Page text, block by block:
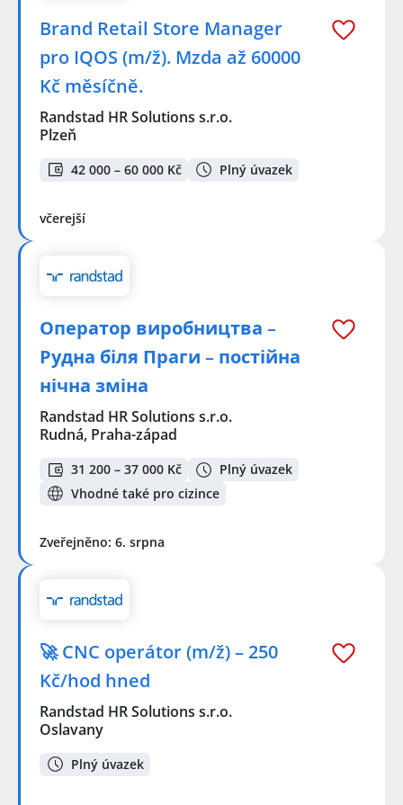
Brand Retail Store Manager
pro IQOS (m/ž). Mzda až 60000
Kč měsíčně.
Randstad HR Solutions s.r.o.
Plzeň
42 000 – 60 000 Kč Plný úvazek
včerejší
Оператор виробництва –
Рудна біля Праги – постійна
нічна зміна
Randstad HR Solutions s.r.o.
Rudná, Praha-západ
31 200 – 37 000 Kč
Plný úvazek
Vhodné také pro cizince
Zveřejněno: 6. srpna
🚀 CNC operátor (m/ž) – 250
Kč/hod hned
Randstad HR Solutions s.r.o.
Oslavany
Plný úvazek